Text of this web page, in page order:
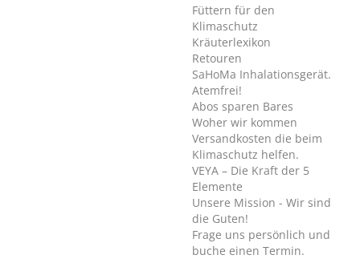
Füttern für den
Klimaschutz
Kräuterlexikon
Retouren
SaHoMa Inhalationsgerät.
Atemfrei!
Abos sparen Bares
Woher wir kommen
Versandkosten die beim
Klimaschutz helfen.
VEYA – Die Kraft der 5
Elemente
Unsere Mission - Wir sind
die Guten!
Frage uns persönlich und
buche einen Termin.